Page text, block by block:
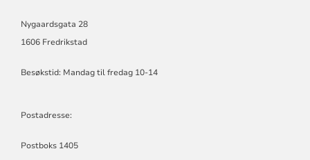
Nygaardsgata 28
1606 Fredrikstad
Besøkstid: Mandag til fredag 10-14
Postadresse:
Postboks 1405